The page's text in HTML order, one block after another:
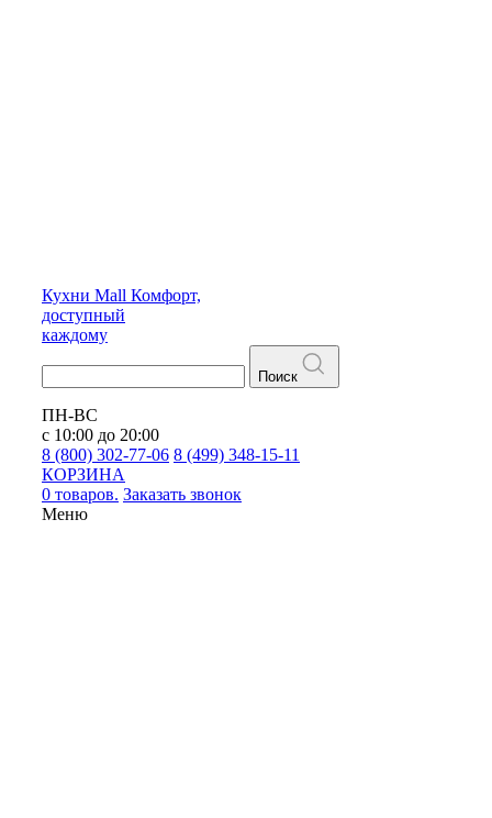
Кухни Mall Комфорт,
доступный
каждому
Поиск
ПН-ВС
с 10:00 до 20:00
8 (800) 302-77-06 8 (499) 348-15-11
КОРЗИНА
0 товаров. Заказать звонок
Меню